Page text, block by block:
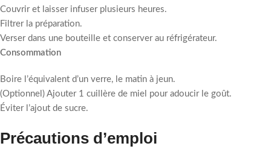
Couvrir et laisser infuser plusieurs heures.
Filtrer la préparation.
Verser dans une bouteille et conserver au réfrigérateur.
Consommation
Boire l’équivalent d’un verre, le matin à jeun.
(Optionnel) Ajouter 1 cuillère de miel pour adoucir le goût.
Éviter l’ajout de sucre.
Précautions d’emploi